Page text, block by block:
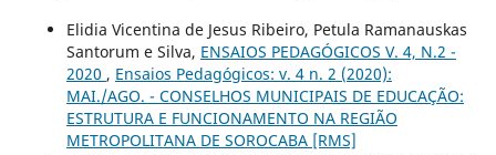
Elidia Vicentina de Jesus Ribeiro, Petula Ramanauskas
Santorum e Silva, ENSAIOS PEDAGÓGICOS V. 4, N.2 -
2020 , Ensaios Pedagógicos: v. 4 n. 2 (2020):
MAI./AGO. - CONSELHOS MUNICIPAIS DE EDUCAÇÃO:
ESTRUTURA E FUNCIONAMENTO NA REGIÃO
METROPOLITANA DE SOROCABA [RMS]